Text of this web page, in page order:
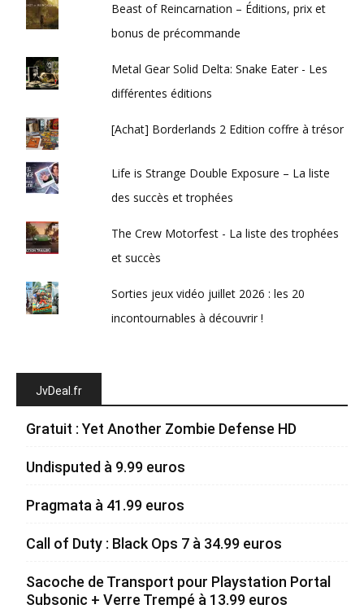
Beast of Reincarnation – Éditions, prix et
bonus de précommande
Metal Gear Solid Delta: Snake Eater - Les
différentes éditions
[Achat] Borderlands 2 Edition coffre à trésor
Life is Strange Double Exposure – La liste
des succès et trophées
The Crew Motorfest - La liste des trophées
et succès
Sorties jeux vidéo juillet 2026 : les 20
incontournables à découvrir !
JvDeal.fr
Gratuit : Yet Another Zombie Defense HD
Undisputed à 9.99 euros
Pragmata à 41.99 euros
Call of Duty : Black Ops 7 à 34.99 euros
Sacoche de Transport pour Playstation Portal
Subsonic + Verre Trempé à 13.99 euros